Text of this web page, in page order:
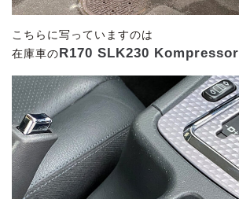
こちらに写っていますのは
在庫車のR170 SLK230 Kompressor